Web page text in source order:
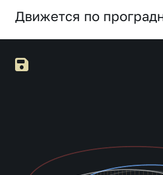
Движется по